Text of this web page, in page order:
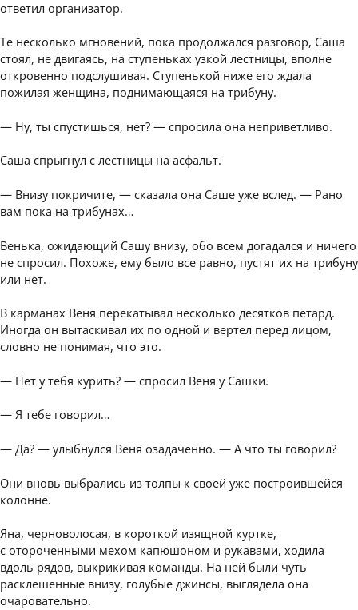
ответил организатор.
Те несколько мгновений, пока продолжался разговор, Саша
стоял, не двигаясь, на ступеньках узкой лестницы, вполне
откровенно подслушивая. Ступенькой ниже его ждала
пожилая женщина, поднимающаяся на трибуну.
— Ну, ты спустишься, нет? — спросила она неприветливо.
Саша спрыгнул с лестницы на асфальт.
— Внизу покричите, — сказала она Саше уже вслед. — Рано
вам пока на трибунах…
Венька, ожидающий Сашу внизу, обо всем догадался и ничего
не спросил. Похоже, ему было все равно, пустят их на трибуну
или нет.
В карманах Веня перекатывал несколько десятков петард.
Иногда он вытаскивал их по одной и вертел перед лицом,
словно не понимая, что это.
— Нет у тебя курить? — спросил Веня у Сашки.
— Я тебе говорил…
— Да? — улыбнулся Веня озадаченно. — А что ты говорил?
Они вновь выбрались из толпы к своей уже построившейся
колонне.
Яна, черноволосая, в короткой изящной куртке,
с отороченными мехом капюшоном и рукавами, ходила
вдоль рядов, выкрикивая команды. На ней были чуть
расклешенные внизу, голубые джинсы, выглядела она
очаровательно.